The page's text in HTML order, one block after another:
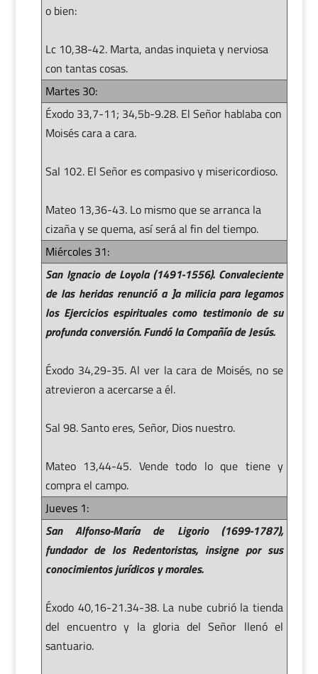
o bien:
Lc 10,38-42. Marta, andas inquieta y nerviosa
con tantas cosas.
Martes 30:
Éxodo 33,7-11; 34,5b-9.28. El Señor hablaba con
Moisés cara a cara.
Sal 102. El Señor es compasivo y misericordioso.
Mateo 13,36-43. Lo mismo que se arranca la
cizaña y se quema, así será al fin del tiempo.
Miércoles 31:
San Ignacio de Loyola (1491-1556). Convaleciente
de las heridas renunció a ]a milicia para legamos
los Ejercicios espirituales como testimonio de su
profunda conversión. Fundó la Compañía de Jesús.
Éxodo 34,29-35. Al ver la cara de Moisés, no se
atrevieron a acercarse a él.
Sal 98. Santo eres, Señor, Dios nuestro.
Mateo 13,44-45. Vende todo lo que tiene y
compra el campo.
Jueves 1:
San Alfonso-María de Ligorio (1699-1787),
fundador de los Redentoristas, insigne por sus
conocimientos jurídicos y morales.
Éxodo 40,16-21.34-38. La nube cubrió la tienda
del encuentro y la gloria del Señor llenó el
santuario.